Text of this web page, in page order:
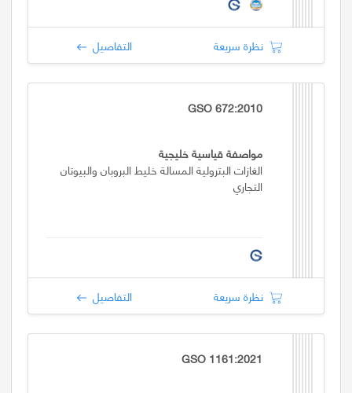
نظرة سريعة التفاصيل
GSO 672:2010
مواصفة قياسية خليجية
الغازات البترولية المسالة خليط البروبان والبيوتان
التجاري
نظرة سريعة التفاصيل
GSO 1161:2021